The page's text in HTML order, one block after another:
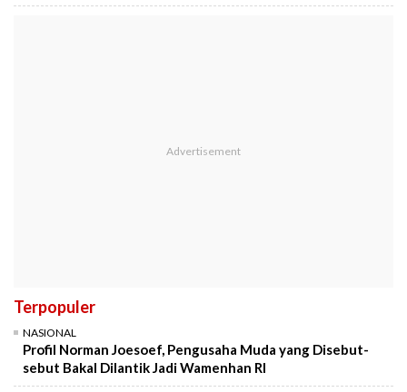
Terpopuler
NASIONAL
Profil Norman Joesoef, Pengusaha Muda yang Disebut-
sebut Bakal Dilantik Jadi Wamenhan RI